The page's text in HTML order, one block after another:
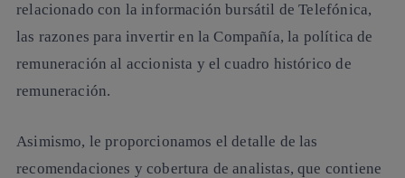
relacionado con lainformación bursátil de Telefónica,
las razones para invertiren la Compañía, la política de
remuneración al accionista y el cuadro histórico de
remuneración.
Asimismo, le proporcionamos el detalle de las
recomendaciones y cobertura de analistas, que contiene